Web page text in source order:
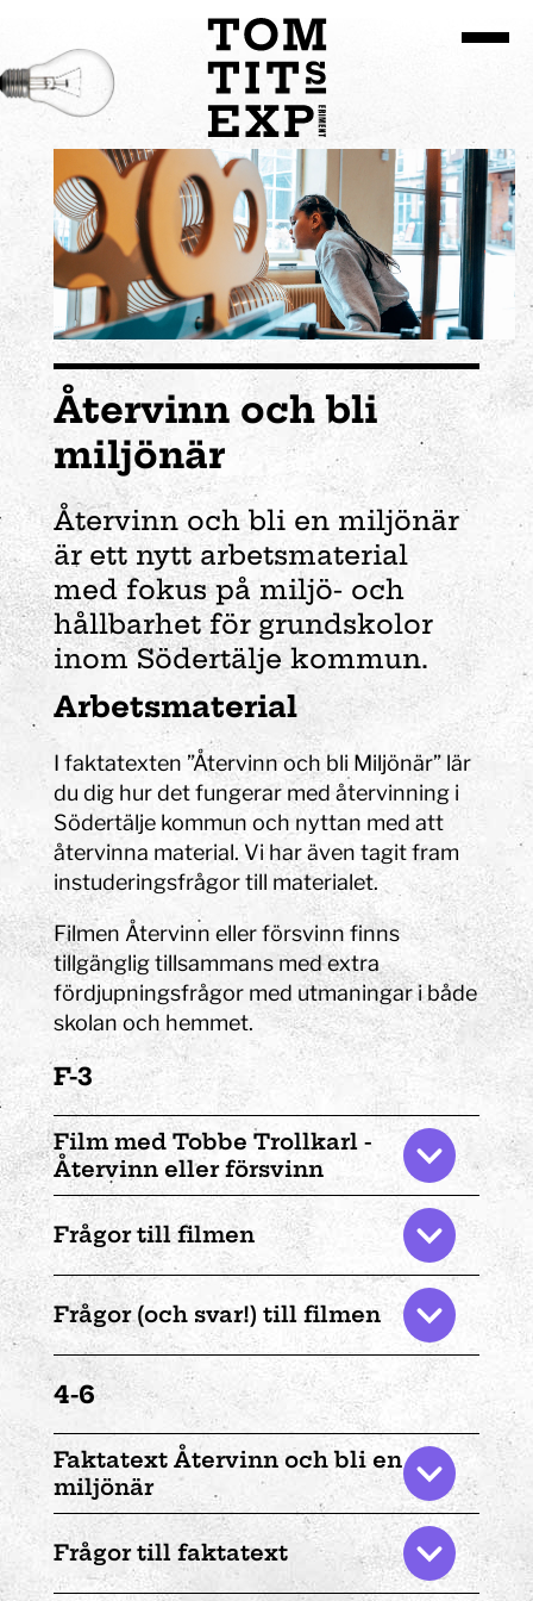
Återvinn och bli
miljönär
Återvinn och bli en miljönär
är ett nytt arbetsmaterial
med fokus på miljö- och
hållbarhet för grundskolor
inom Södertälje kommun.
Arbetsmaterial
I faktatexten ”Återvinn och bli Miljönär” lär
du dig hur det fungerar med återvinning i
Södertälje kommun och nyttan med att
återvinna material. Vi har även tagit fram
instuderingsfrågor till materialet.
Filmen Återvinn eller försvinn finns
tillgänglig tillsammans med extra
fördjupningsfrågor med utmaningar i både
skolan och hemmet.
F-3
Film med Tobbe Trollkarl -
Återvinn eller försvinn
Frågor till filmen
Frågor (och svar!) till filmen
Kläder, leksaker
4-6
Faktatext Återvinn och bli en
miljönär
Frågor till faktatext